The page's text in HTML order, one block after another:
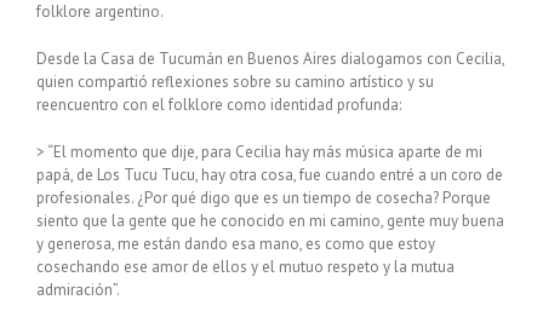
folklore argentino.
Desde la Casa de Tucumán en Buenos Aires dialogamos con Cecilia,
quien compartió reflexiones sobre su camino artístico y su
reencuentro con el folklore como identidad profunda:
> “El momento que dije, para Cecilia hay más música aparte de mi
papá, de Los Tucu Tucu, hay otra cosa, fue cuando entré a un coro de
profesionales. ¿Por qué digo que es un tiempo de cosecha? Porque
siento que la gente que he conocido en mi camino, gente muy buena
y generosa, me están dando esa mano, es como que estoy
cosechando ese amor de ellos y el mutuo respeto y la mutua
admiración”.